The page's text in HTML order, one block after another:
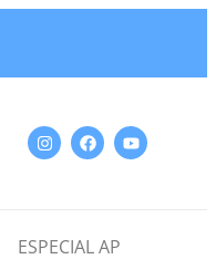
ESPECIAL AP